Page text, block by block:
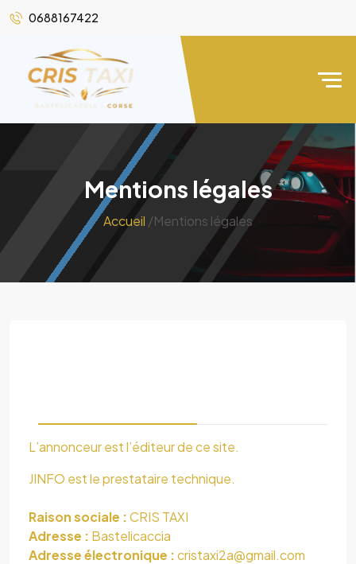
0688167422
Mentions légales
Accueil /Mentions légales
L’annonceur est l’éditeur de ce site.
JINFO est le prestataire technique.
Raison sociale :CRIS TAXI
Adresse : Bastelicaccia
Adresse électronique :cristaxi2a@gmail.com